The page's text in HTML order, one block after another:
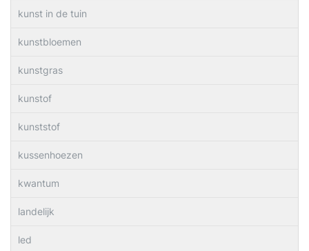
kunst in de tuin
kunstbloemen
kunstgras
kunstof
kunststof
kussenhoezen
kwantum
landelijk
led